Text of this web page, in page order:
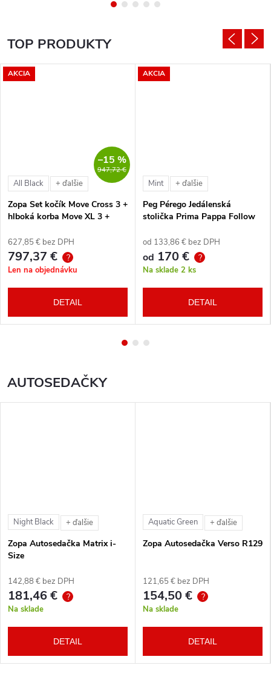
TOP PRODUKTY
AKCIA
947,72 €
–15 %
All Black + ďalšie
Zopa Set kočík Move Cross 3 +
hlboká korba Move XL 3 +
vlastného výberu + báza
627,85 € bez DPH
797,37 € ?
Len na objednávku
DETAIL
AKCIA
Mint + ďalšie
Peg Pérego Jedálenská
stolička Prima Pappa Follow
od 133,86 € bez DPH
od 170 € ?
Na sklade 2 ks
DETAIL
AUTOSEDAČKY
Night Black + ďalšie
Zopa Autosedačka Matrix i-
Size
142,88 € bez DPH
181,46 € ?
Na sklade
DETAIL
Aquatic Green + ďalšie
Zopa Autosedačka Verso R129
121,65 € bez DPH
154,50 € ?
Na sklade
DETAIL